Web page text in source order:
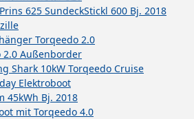
Prins 625 SundeckStickl 600 Bj. 2018
Torqeedo 2.0
2.0 Außenborder
Shark 10kW Torqeedo Cruise
Elektroboot
45kWh Bj. 2018
mit Torqeedo 4.0